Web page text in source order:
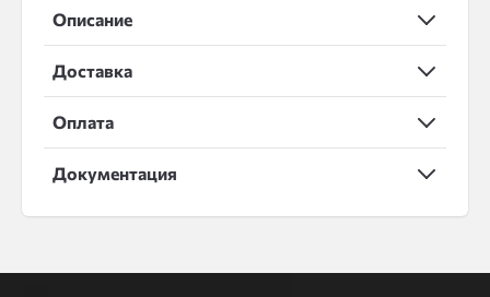
Описание
Доставка
Оплата
Документация